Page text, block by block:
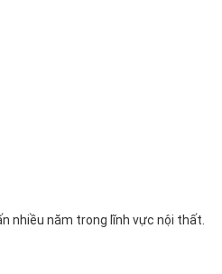
nhiều năm trong lĩnh vực nội thất.